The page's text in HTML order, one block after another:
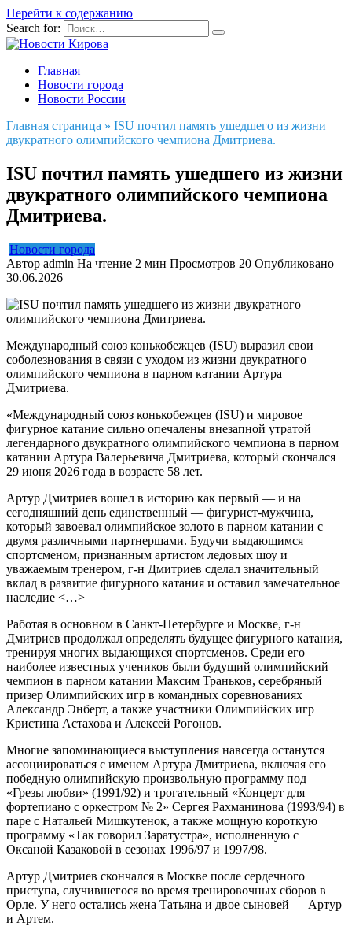
Перейти к содержанию
Search for:
Главная
Новости города
Новости России
Главная страница » ISU почтил память ушедшего из жизни
двукратного олимпийского чемпиона Дмитриева.
ISU почтил память ушедшего из жизни
двукратного олимпийского чемпиона
Дмитриева.
Новости города
Автор admin На чтение 2 мин Просмотров 20 Опубликовано
30.06.2026
Международный союз конькобежцев (ISU) выразил свои
соболезнования в связи с уходом из жизни двукратного
олимпийского чемпиона в парном катании Артура
Дмитриева.
«Международный союз конькобежцев (ISU) и мировое
фигурное катание сильно опечалены внезапной утратой
легендарного двукратного олимпийского чемпиона в парном
катании Артура Валерьевича Дмитриева, который скончался
29 июня 2026 года в возрасте 58 лет.
Артур Дмитриев вошел в историю как первый — и на
сегодняшний день единственный — фигурист-мужчина,
который завоевал олимпийское золото в парном катании с
двумя различными партнершами. Будучи выдающимся
спортсменом, признанным артистом ледовых шоу и
уважаемым тренером, г-н Дмитриев сделал значительный
вклад в развитие фигурного катания и оставил замечательное
наследие <…>
Работая в основном в Санкт-Петербурге и Москве, г-н
Дмитриев продолжал определять будущее фигурного катания,
тренируя многих выдающихся спортсменов. Среди его
наиболее известных учеников были будущий олимпийский
чемпион в парном катании Максим Траньков, серебряный
призер Олимпийских игр в командных соревнованиях
Александр Энберт, а также участники Олимпийских игр
Кристина Астахова и Алексей Рогонов.
Многие запоминающиеся выступления навсегда останутся
ассоциироваться с именем Артура Дмитриева, включая его
победную олимпийскую произвольную программу под
«Грезы любви» (1991/92) и трогательный «Концерт для
фортепиано с оркестром № 2» Сергея Рахманинова (1993/94) в
паре с Натальей Мишкутенок, а также мощную короткую
программу «Так говорил Заратустра», исполненную с
Оксаной Казаковой в сезонах 1996/97 и 1997/98.
Артур Дмитриев скончался в Москве после сердечного
приступа, случившегося во время тренировочных сборов в
Орле. У него остались жена Татьяна и двое сыновей — Артур
и Артем.